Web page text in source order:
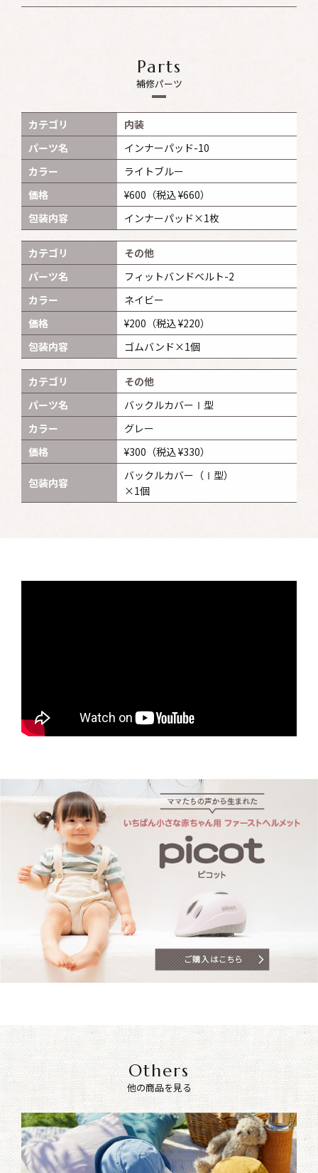
Parts
補修パーツ
カテゴリ
内装
パーツ名
インナーパッド-10
カラー
ライトブルー
価格
¥600 （税込 ¥660）
包装内容
インナーパッド×1枚
カテゴリ
その他
パーツ名
フィットバンドベルト-2
カラー
ネイビー
価格
¥200 （税込 ¥220）
包装内容
ゴムバンド×1個
カテゴリ
その他
パーツ名
バックルカバーⅠ型
カラー
グレー
価格
¥300 （税込 ¥330）
包装内容
バックルカバー（Ⅰ型）
×1個
Others
他の商品を見る